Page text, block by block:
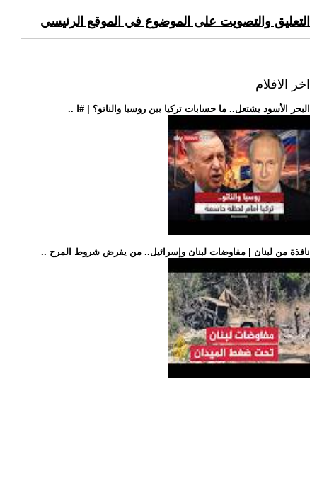
التعليق والتصويت على الموضوع في الموقع الرئيسي
اخر الافلام
.. البحر الأسود يشتعل.. ما حسابات تركيا بين روسيا والناتو؟ | #ا
.. نافذة من لبنان | مفاوضات لبنان وإسرائيل.. من يفرض شروط المرح